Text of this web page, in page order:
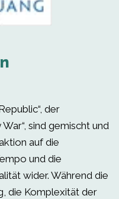
der
sind gemischt und
auf die
und die
wider. Während die
die Komplexität der